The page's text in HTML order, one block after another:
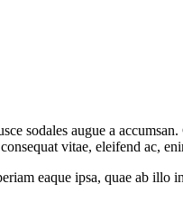
sodales augue a
vitae, eleifend ac,
eaque ipsa, quae ab illo